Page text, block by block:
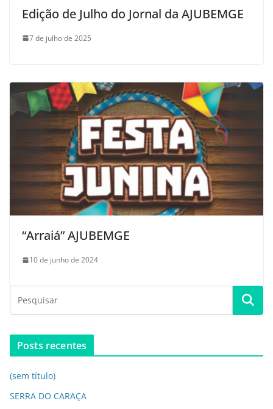
Edição de Julho do Jornal da AJUBEMGE
7 de julho de 2025
“Arraiá” AJUBEMGE
10 de junho de 2024
Posts recentes
(sem título)
SERRA DO CARAÇA